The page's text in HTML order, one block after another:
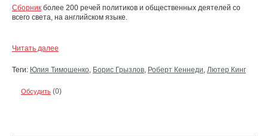
Сборник более 200 речей политиков и общественных деятелей со
всего света, на английском языке.
Читать далее
Теги: Юлия Тимошенко, Борис Грызлов, Роберт Кеннеди, Лютер Кинг
Обсудить (0)